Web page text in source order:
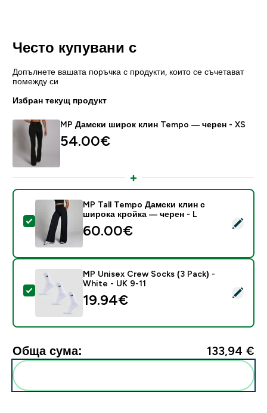
Често купувани с
Допълнете вашата поръчка с продукти, които се съчетават
помежду си
Избран текущ продукт
MP Дамски широк клин Tempo — черен - XS
54.00€‎
Select this product - MP Tall Tempo Дамски клин с
MP Tall Tempo Дамски клин с
широка кройка — черен - L
60.00€‎
Select this product - MP Unisex Crew Socks (3 Pack)
MP Unisex Crew Socks (3 Pack) -
White - UK 9-11
19.94€‎
Обща сума: 133,94 €‎